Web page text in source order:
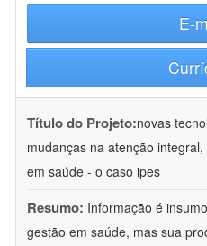
E-
Título do Projeto:novas
mudanças na atenção
em saúde - o caso ipes
Resumo: Informação é
gestão em saúde, mas sua